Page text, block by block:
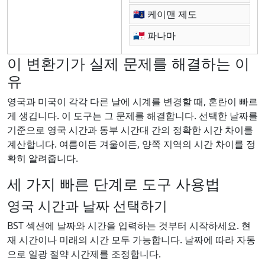
🇰🇾 케이맨 제도
🇵🇦 파나마
이 변환기가 실제 문제를 해결하는 이
유
영국과 미국이 각각 다른 날에 시계를 변경할 때, 혼란이 빠르
게 생깁니다. 이 도구는 그 문제를 해결합니다. 선택한 날짜를
기준으로 영국 시간과 동부 시간대 간의 정확한 시간 차이를
계산합니다. 여름이든 겨울이든, 양쪽 지역의 시간 차이를 정
확히 알려줍니다.
세 가지 빠른 단계로 도구 사용법
영국 시간과 날짜 선택하기
BST 섹션에 날짜와 시간을 입력하는 것부터 시작하세요. 현
재 시간이나 미래의 시간 모두 가능합니다. 날짜에 따라 자동
으로 일광 절약 시간제를 조정합니다.